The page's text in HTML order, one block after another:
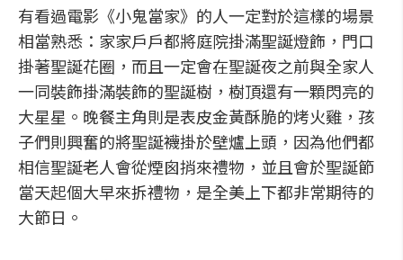
有看過電影《小鬼當家》的人一定對於這樣的場景
相當熟悉：家家戶戶都將庭院掛滿聖誕燈飾，門口
掛著聖誕花圈，而且一定會在聖誕夜之前與全家人
一同裝飾掛滿裝飾的聖誕樹，樹頂還有一顆閃亮的
大星星。晚餐主角則是表皮金黃酥脆的烤火雞，孩
子們則興奮的將聖誕襪掛於壁爐上頭，因為他們都
相信聖誕老人會從煙囪捎來禮物，並且會於聖誕節
當天起個大早來拆禮物，是全美上下都非常期待的
大節日。